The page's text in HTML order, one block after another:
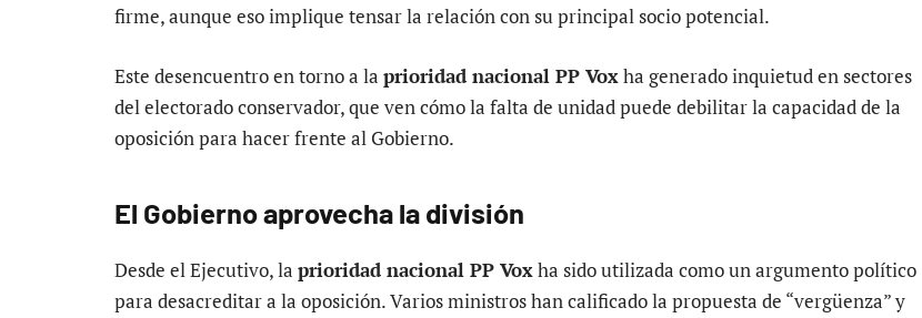
firme, aunque eso implique tensar la relación con su principal socio potencial.
Este desencuentro en torno a la prioridad nacional PP Voxha generado inquietud en sectores
del electorado conservador, que ven cómo la falta de unidad puede debilitar la capacidad de la
oposición para hacer frente al Gobierno.
El Gobierno aprovecha la división
Desde el Ejecutivo, la prioridad nacional PP Voxha sido utilizada como un argumento político
para desacreditar a la oposición. Varios ministros han calificado la propuesta de “vergüenza” y